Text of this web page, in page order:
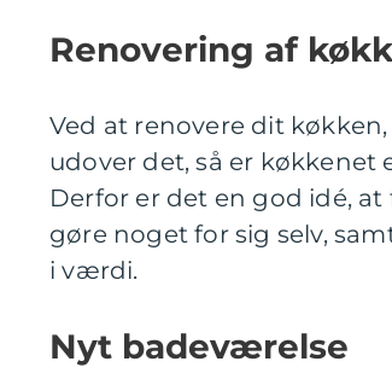
Renovering af
Ved at renovere dit
udover det, så er køkkenet
Derfor er det en god idé,
gøre noget for sig selv,
i værdi.
Nyt badeværelse